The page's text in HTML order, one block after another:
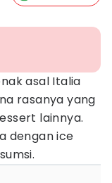
asal Italia
rasanya yang
lainnya.
dengan ice